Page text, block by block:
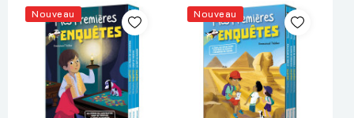
Nouveau Nouveau